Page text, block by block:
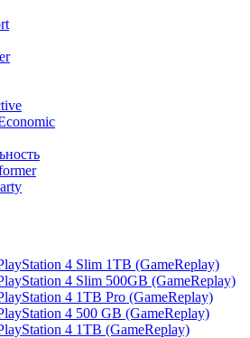
4 Slim 1TB (GameReplay)
4 Slim 500GB (GameReplay)
4 1TB Pro (GameReplay)
4 500 GB (GameReplay)
4 1TB (GameReplay)